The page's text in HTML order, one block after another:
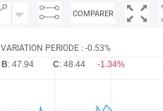
COMPARER
VARIATION PERIODE : -0.53%
B: 47.94 C: 48.44 -1.34%